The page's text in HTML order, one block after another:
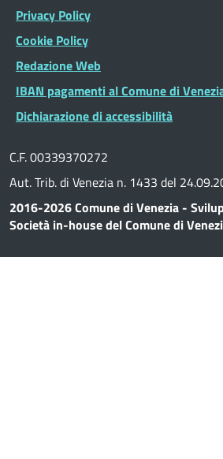
Privacy Policy
Cookie Policy
Redazione Web
IBAN pagamenti al Comune di
Dichiarazione di accessibilità
C.F. 00339370272
Aut. Trib. di Venezia n. 1433 del
2016-2026 Comune di Venezia -
Società in-house del Comune di